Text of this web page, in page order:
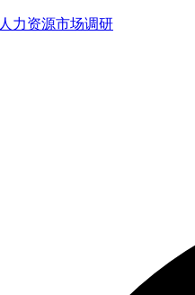
人力资源市场调研